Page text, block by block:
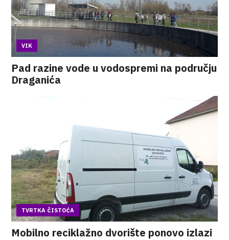
VIK
Pad razine vode u vodospremi na području
Draganića
TVRTKA ČISTOĆA
Mobilno reciklažno dvorište ponovo izlazi